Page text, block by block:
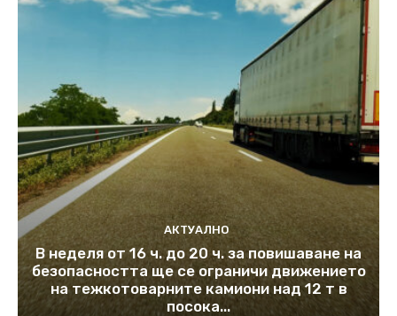
АКТУАЛНО
В неделя от 16 ч. до 20 ч. за повишаване на
безопасността ще се ограничи движението
на тежкотоварните камиони над 12 т в
посока...